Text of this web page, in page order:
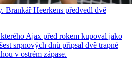
Brankář Heerkens předvedl dvě
Ajax před rokem kupoval jako
srpnových dnů připsal dvě trapné
v ostrém zápase.